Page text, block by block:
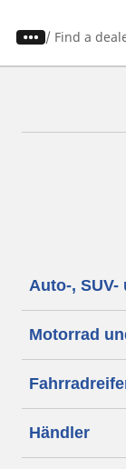
/ Find a
Auto-,
Motorrad
Händler